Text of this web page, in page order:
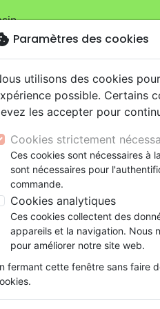
sur la boutiqueLa
Testaments
Couple
Latino, Folk
Soul
animés
conférences
selon Yona (L') - [BD]
L'Exode
[BD] tome 3
Auteur :David
Description
Paramètres des cookies
utilisons des cookies
possible. Certains
les accepter pour
Cookies strictement
Ces cookies sont nécessaires à
sont nécessaires pour
commande.
Cookies analytiques
Ces cookies collectent des
appareils et la navigation. Nous
pour améliorer notre site web.
fermant cette fenêtre sans faire